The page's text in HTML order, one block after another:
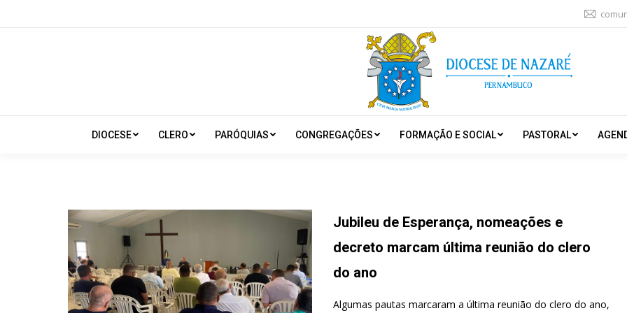
DIOCESE CLERO PARÓQUIAS CONGREGAÇÕES FORMAÇÃO E SOCIAL PASTORAL
Jubileu de Esperança, nomeações e
decreto marcam última reunião do clero
do ano
Algumas pautas marcaram a última reunião do clero do ano,